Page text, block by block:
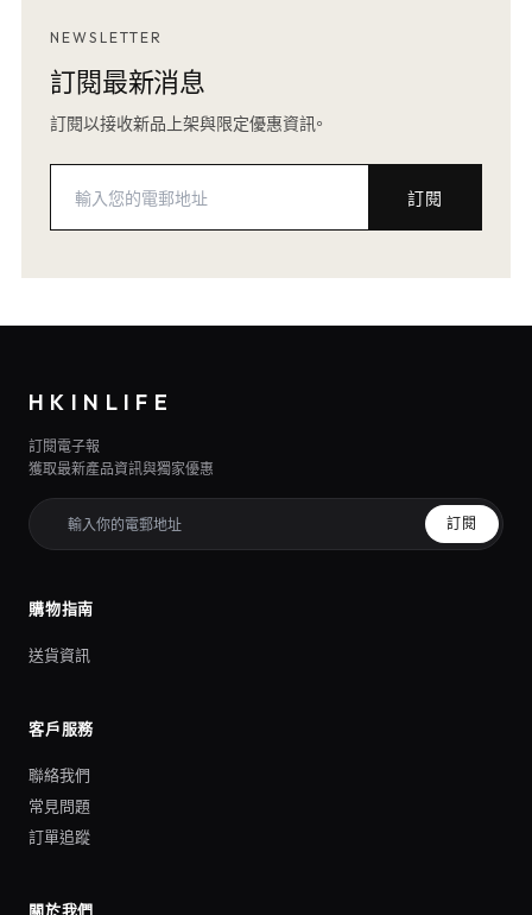
NEWSLETTER
訂閱最新消息
訂閱以接收新品上架與限定優惠資訊。
訂閱
HKINLIFE
訂閱電子報
獲取最新產品資訊與獨家優惠
訂閱
購物指南
送貨資訊
客戶服務
聯絡我們
常見問題
訂單追蹤
關於我們